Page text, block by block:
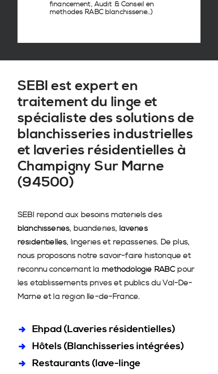
financement, Audit & Conseil en
méthodes RABC blanchisserie..)
SEBI est expert en
traitement du linge et
spécialiste des solutions de
blanchisseries industrielles
et laveries résidentielles à
Champigny Sur Marne
(94500)
SEBI répond aux besoins matériels des
blanchisseries, buanderies, laveries
résidentielles, lingeries et repasseries. De plus,
nous proposons notre savoir-faire historique et
reconnu concernant la méthodologie RABC pour
les établissements privés et publics du Val-De-
Marne et la région Île-de-France.
Ehpad (Laveries résidentielles)
Hôtels (Blanchisseries intégrées)
Restaurants (lave-linge